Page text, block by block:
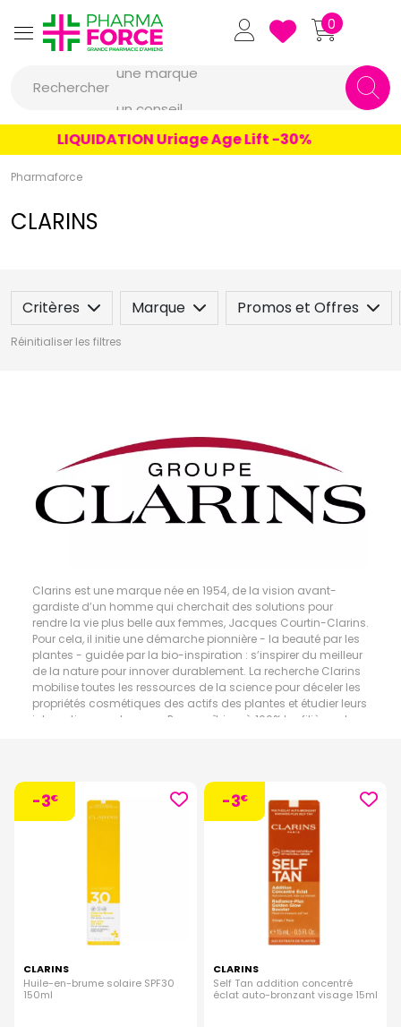
Pharmaforce Grande Pharmacie
0
Rechercher
une marque
un conseil
un produit
une marque
LIQUIDATION Uriage Age Lift -30%
Pharmaforce
CLARINS
Critères Marque Promos et Offres
Réinitialiser les filtres
Clarins est une marque née en 1954, de la vision avant-
gardiste d’un homme qui cherchait des solutions pour
rendre la vie plus belle aux femmes, Jacques Courtin-Clarins.
Pour cela, il initie une démarche pionnière - la beauté par les
plantes - guidée par la bio-inspiration : s’inspirer du meilleur
de la nature pour innover durablement. La recherche Clarins
mobilise toutes les ressources de la science pour déceler les
propriétés cosmétiques des actifs des plantes et étudier leurs
interactions sur la peau. Pour maîtriser à 100% les filières et
-3€
CLARINS
Huile-en-brume solaire SPF30
150ml
-3€
CLARINS
Self Tan addition concentré
éclat auto-bronzant visage 15ml